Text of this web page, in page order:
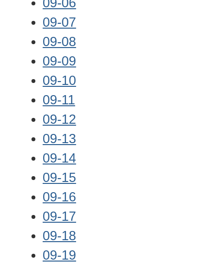
09-07
09-08
09-09
09-10
09-11
09-12
09-13
09-14
09-15
09-16
09-17
09-18
09-19